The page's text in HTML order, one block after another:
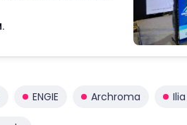
ENGIE Archroma